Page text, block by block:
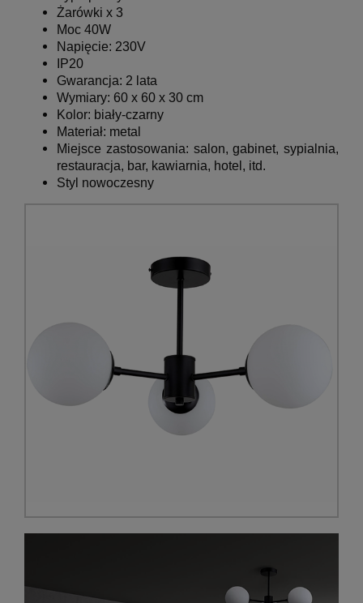
Żarówki x 3
Moc 40W
Napięcie: 230V
IP20
Gwarancja: 2 lata
Wymiary: 60 x 60 x 30 cm
Kolor: biały-czarny
Materiał: metal
Miejsce zastosowania: salon, gabinet, sypialnia,
restauracja, bar, kawiarnia, hotel, itd.
Styl nowoczesny